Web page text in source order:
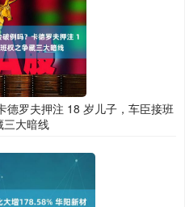
德罗夫押注 18 岁儿子，车臣接班
三大暗线